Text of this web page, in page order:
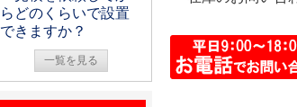
らどのくらいで設置
できますか？
一覧を見る